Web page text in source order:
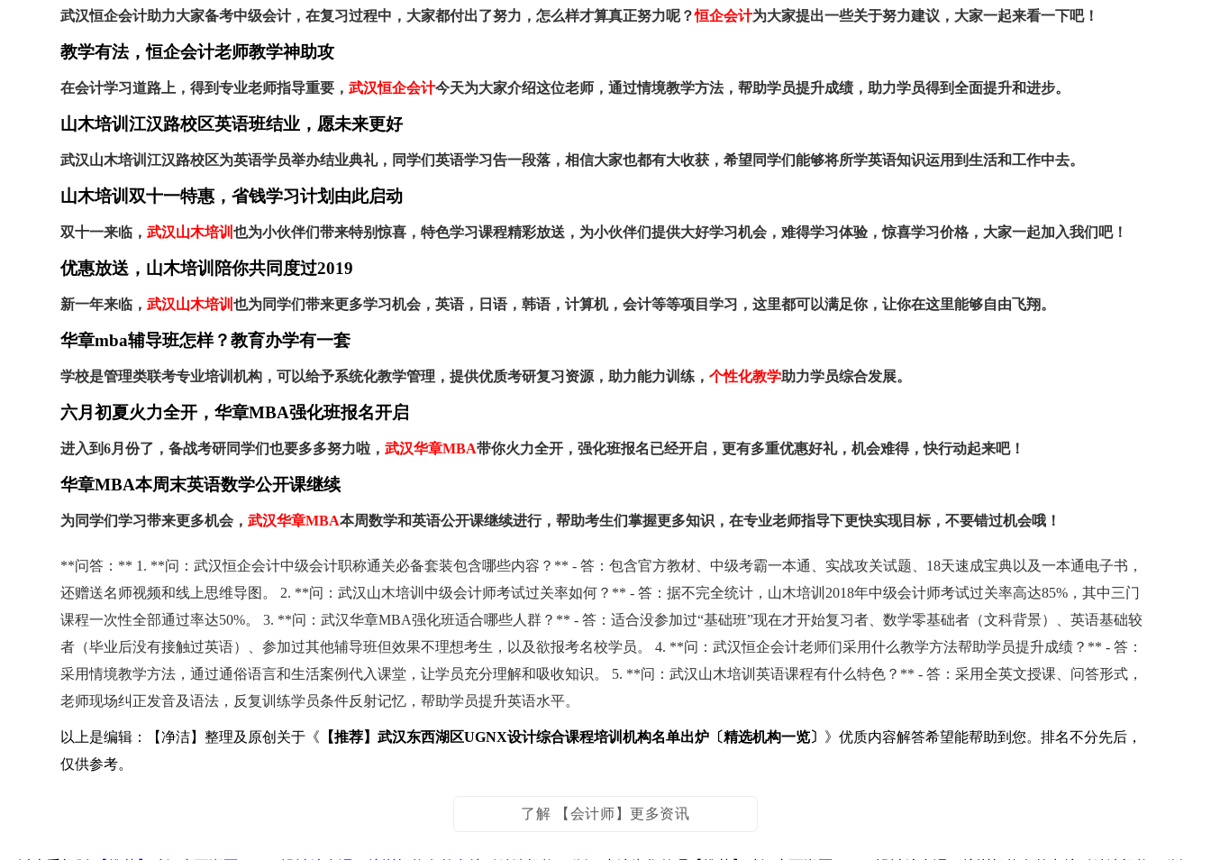
武汉恒企会计助力大家备考中级会计，在复习过程中，大家都付出了努力，怎么样才算真正努力呢？恒企会计为大家提出一些关于努力建议，大家一起来看一下吧！
教学有法，恒企会计老师教学神助攻
在会计学习道路上，得到专业老师指导重要，武汉恒企会计今天为大家介绍这位老师，通过情境教学方法，帮助学员提升成绩，助力学员得到全面提升和进步。
山木培训江汉路校区英语班结业，愿未来更好
武汉山木培训江汉路校区为英语学员举办结业典礼，同学们英语学习告一段落，相信大家也都有大收获，希望同学们能够将所学英语知识运用到生活和工作中去。
山木培训双十一特惠，省钱学习计划由此启动
双十一来临，武汉山木培训也为小伙伴们带来特别惊喜，特色学习课程精彩放送，为小伙伴们提供大好学习机会，难得学习体验，惊喜学习价格，大家一起加入我们吧！
优惠放送，山木培训陪你共同度过2019
新一年来临，武汉山木培训也为同学们带来更多学习机会，英语，日语，韩语，计算机，会计等等项目学习，这里都可以满足你，让你在这里能够自由飞翔。
华章mba辅导班怎样？教育办学有一套
学校是管理类联考专业培训机构，可以给予系统化教学管理，提供优质考研复习资源，助力能力训练，个性化教学助力学员综合发展。
六月初夏火力全开，华章MBA强化班报名开启
进入到6月份了，备战考研同学们也要多多努力啦，武汉华章MBA带你火力全开，强化班报名已经开启，更有多重优惠好礼，机会难得，快行动起来吧！
华章MBA本周末英语数学公开课继续
为同学们学习带来更多机会，武汉华章MBA本周数学和英语公开课继续进行，帮助考生们掌握更多知识，在专业老师指导下更快实现目标，不要错过机会哦！
**问答：** 1. **问：武汉恒企会计中级会计职称通关必备套装包含哪些内容？** - 答：包含官方教材、中级考霸一本通、实战攻关试题、18天速成宝典以及一本通电子书，
还赠送名师视频和线上思维导图。 2. **问：武汉山木培训中级会计师考试过关率如何？** - 答：据不完全统计，山木培训2018年中级会计师考试过关率高达85%，其中三门
课程一次性全部通过率达50%。 3. **问：武汉华章MBA强化班适合哪些人群？** - 答：适合没参加过“基础班”现在才开始复习者、数学零基础者（文科背景）、英语基础较
者（毕业后没有接触过英语）、参加过其他辅导班但效果不理想考生，以及欲报考名校学员。 4. **问：武汉恒企会计老师们采用什么教学方法帮助学员提升成绩？** - 答：
采用情境教学方法，通过通俗语言和生活案例代入课堂，让学员充分理解和吸收知识。 5. **问：武汉山木培训英语课程有什么特色？** - 答：采用全英文授课、问答形式，
老师现场纠正发音及语法，反复训练学员条件反射记忆，帮助学员提升英语水平。
以上是编辑：【净洁】整理及原创关于《 【推荐】武汉东西湖区UGNX设计综合课程培训机构名单出炉〔精选机构一览〕 》优质内容解答希望能帮助到您。排名不分先后，
仅供参考。
了解 【会计师】更多资讯